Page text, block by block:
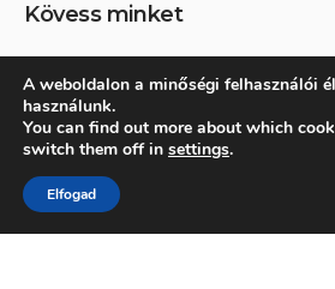
Kövess minket
Társoldalak
Otthon és dekoráció
Kertikék kertmagazin
A weboldalon a minőségi felhasználói
használunk.
You can find out more about which
switch them off in settings.
Elfogad